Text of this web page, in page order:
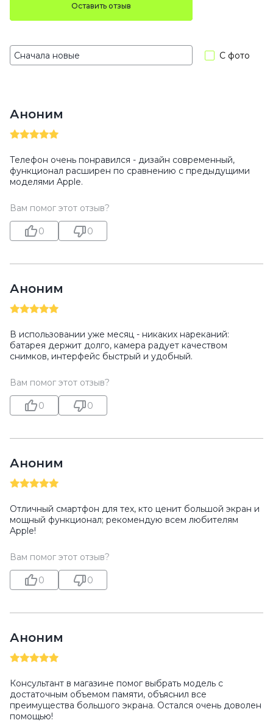
Оставить отзыв
С фото
Аноним
Телефон очень понравился - дизайн современный,
функционал расширен по сравнению с предыдущими
моделями Apple.
Вам помог этот отзыв?
0 0
Аноним
В использовании уже месяц - никаких нареканий:
батарея держит долго, камера радует качеством
снимков, интерфейс быстрый и удобный.
Вам помог этот отзыв?
0 0
Аноним
Отличный смартфон для тех, кто ценит большой экран и
мощный функционал; рекомендую всем любителям
Apple!
Вам помог этот отзыв?
0 0
Аноним
Консультант в магазине помог выбрать модель с
достаточным объемом памяти, объяснил все
преимущества большого экрана. Остался очень доволен
помощью!